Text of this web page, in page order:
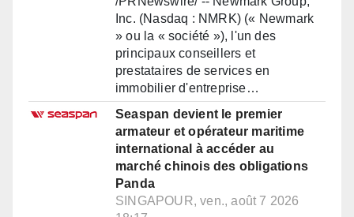
Inc. (Nasdaq : NMRK) (« Newmark
» ou la « société »), l'un des
principaux conseillers et
prestataires de services en
immobilier d'entreprise…
Seaspan devient le premier
armateur et opérateur maritime
international à accéder au
marché chinois des obligations
Panda
SINGAPOUR, ven., août 7 2026